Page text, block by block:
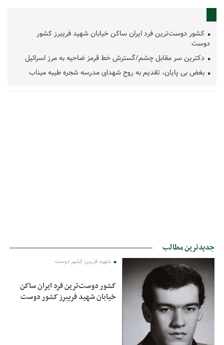
کشور دوست‌ترین فرد ایران ساکن خیابان شهید فریبرز کشور
دوست
دکترین سر مقابل چشم/گسترش خط قرمز ضاحیه به مرز اسرائیل
بغض بی پایان، تقدیم به روح شهدای مدرسه شجره طیبه میناب
جدیدترین مطالب
شهید فریبرز کشور دوست
کشور دوست‌ترین فرد ایران ساکن
خیابان شهید فریبرز کشور دوست